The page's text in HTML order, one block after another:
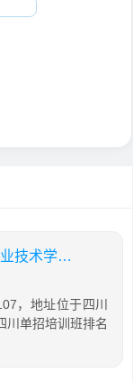
四川单招培训班排名内江，四川内江职业技术学校单招
，地址位于四川
川单招培训班排名